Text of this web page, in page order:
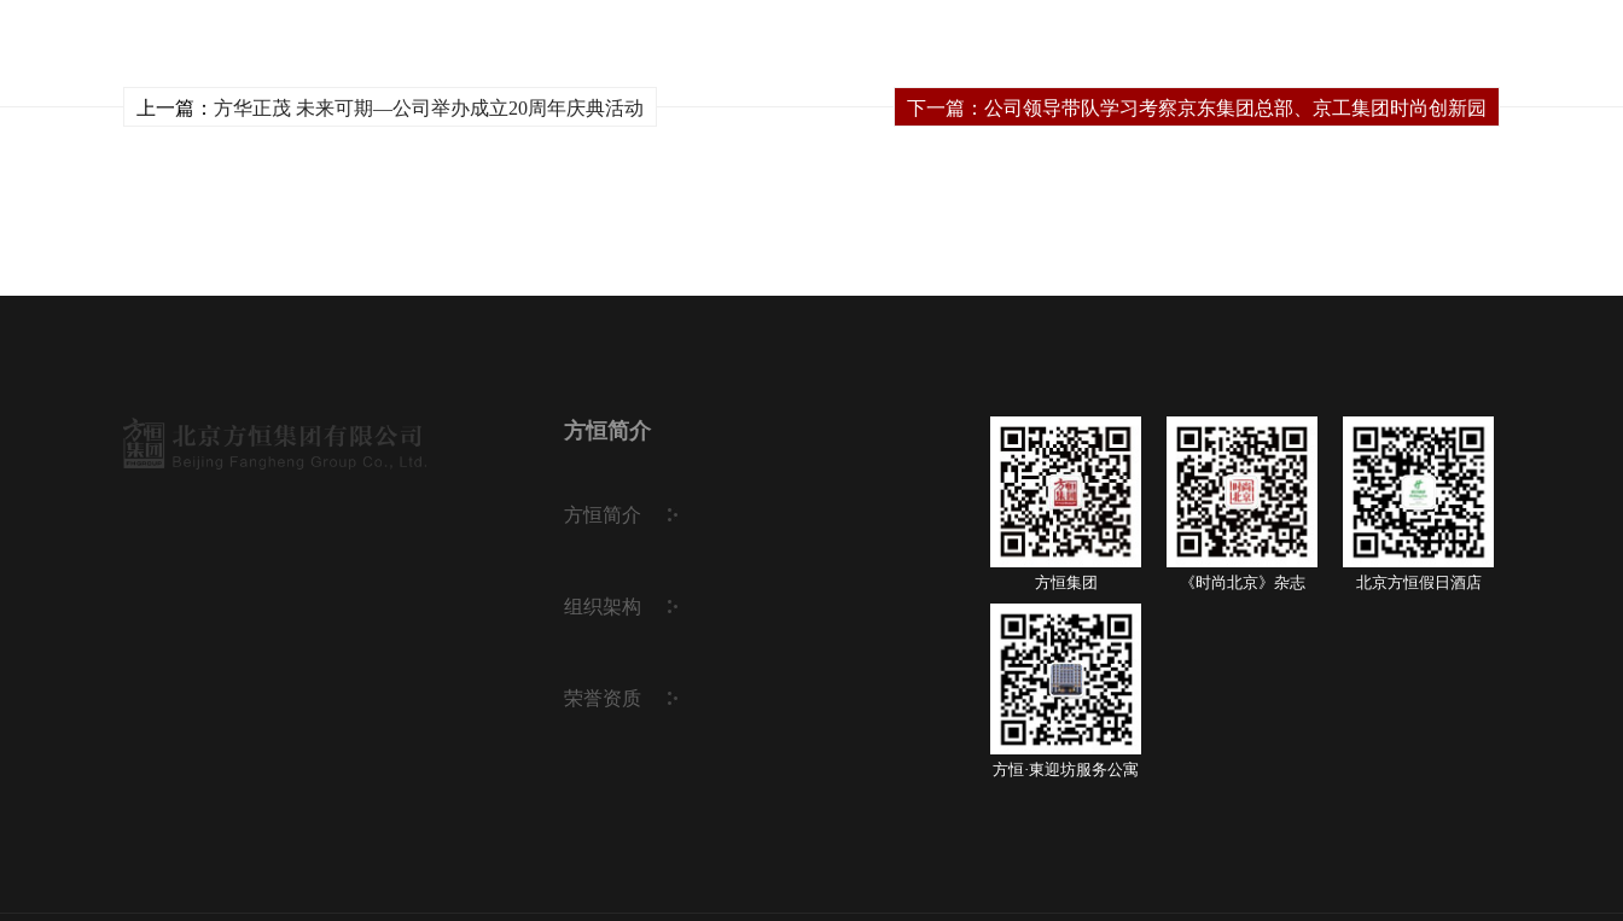
上一篇： 方华正茂 未来可期—公司举办成立20周年庆典活动 下一篇： 公司领导带队学习考察京东集团总部、京工集团时尚创新园
方恒简介
方恒简介
组织架构
荣誉资质
方恒集团 《时尚北京》杂志 北京方恒假日酒店
方恒·東迎坊服务公寓